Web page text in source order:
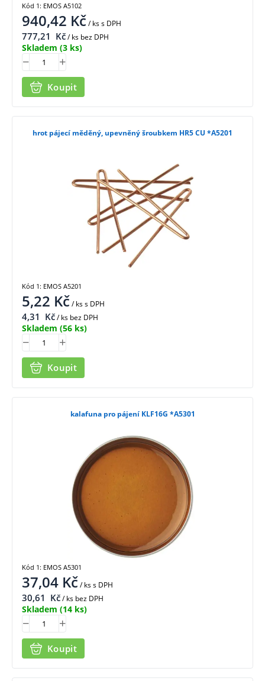
940,42 Kč/ kss DPH
777,21 Kč/ ks bez DPH
Skladem (3 ks)
Koupit
Kód 1: EMOS A5102
hrot pájecí měděný, upevněný šroubkem HR5 CU *A5201
5,22 Kč/ kss DPH
4,31 Kč/ ks bez DPH
Skladem (56 ks)
Koupit
Kód 1: EMOS A5201
kalafuna pro pájení KLF16G *A5301
37,04 Kč/ kss DPH
30,61 Kč/ ks bez DPH
Skladem (14 ks)
Koupit
Kód 1: EMOS A5301